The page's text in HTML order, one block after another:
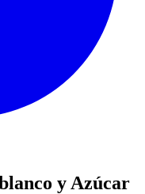
y Azúcar